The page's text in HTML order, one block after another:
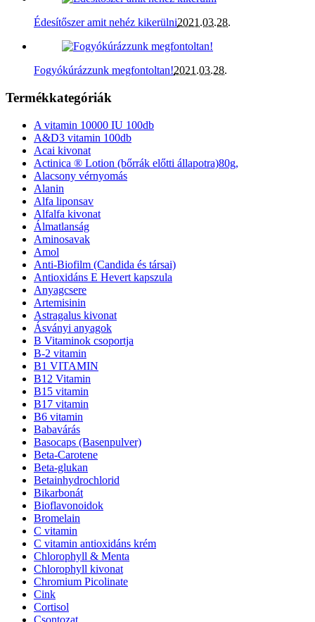
Édesítőszer amit nehéz kikerülni2021.03.28.
Fogyókúrázzunk megfontoltan!2021.03.28.
Termékkategóriák
A vitamin 10000 IU 100db
A&D3 vitamin 100db
Acai kivonat
Actinica ® Lotion (bőrrák előtti állapotra)80g,
Alacsony vérnyomás
Alanin
Alfa liponsav
Alfalfa kivonat
Álmatlanság
Aminosavak
Amol
Anti-Biofilm (Candida és társai)
Antioxidáns E Hevert kapszula
Anyagcsere
Artemisinin
Astragalus kivonat
Ásványi anyagok
B Vitaminok csoportja
B-2 vitamin
B1 VITAMIN
B12 Vitamin
B15 vitamin
B17 vitamin
B6 vitamin
Babavárás
Basocaps (Basenpulver)
Beta-Carotene
Beta-glukan
Betainhydrochlorid
Bikarbonát
Bioflavonoidok
Bromelain
C vitamin
C vitamin antioxidáns krém
Chlorophyll & Menta
Chlorophyll kivonat
Chromium Picolinate
Cink
Cortisol
Csontozat